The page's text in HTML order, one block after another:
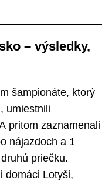
– výsledky,
šampionáte, ktorý
umiestnili
pritom zaznamenali
nájazdoch a 1
priečku.
domáci Lotyši,